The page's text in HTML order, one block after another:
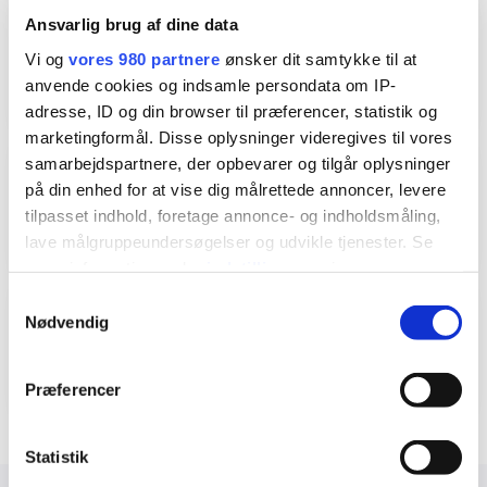
Ansvarlig brug af dine data
Vi og vores 980 partnere ønsker dit samtykke til at
anvende cookies og indsamle persondata om IP-
adresse, ID og din browser til præferencer, statistik og
marketingformål. Disse oplysninger videregives til vores
samarbejdspartnere, der opbevarer og tilgår oplysninger
på din enhed for at vise dig målrettede annoncer, levere
tilpasset indhold, foretage annonce- og indholdsmåling,
lave målgruppeundersøgelser og udvikle tjenester. Se
tilbage eller ændre indstillinger fra vores
"Cookiedeklaration", eller ved at trykke på "Privacy
Nødvendig
Præferencer
Statistik
15
pædagoger
8
Medhjælper/PAU